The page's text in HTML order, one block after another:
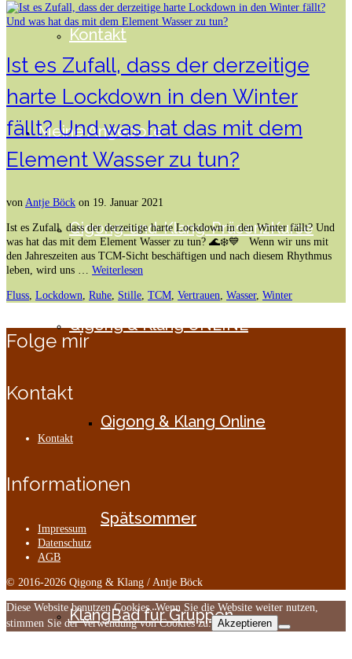
Kontakt
Meine Angebote
Qigong-und-Klang-PräsenzKurse
Qigong & Klang ONLINE
Qigong & Klang Online
Spätsommer
KlangBad für Gruppen
Ist es Zufall, dass der derzeitige
harte Lockdown in den Winter
fällt? Und was hat das mit dem
Element Wasser zu tun?
von Antje Böck on 19. Januar 2021
Ist es Zufall, dass der derzeitige harte Lockdown in den Winter fällt? Und
was hat das mit dem Element Wasser zu tun? 🌊❄️💙 Wenn wir uns mit
den Jahreszeiten aus TCM-Sicht beschäftigen und nach diesem Rhythmus
leben, wird uns … Weiterlesen
Fluss Lockdown Ruhe Stille TCM Vertrauen Wasser, Winter
Folge mir
Kontakt
Kontakt
Informationen
Impressum
Datenschutz
AGB
© 2016-2026 Qigong & Klang / Antje Böck
Diese Website benutzen Cookies. Wenn Sie die Website weiter nutzen,
stimmen Sie der Verwendung von Cookies zu. Akzeptieren